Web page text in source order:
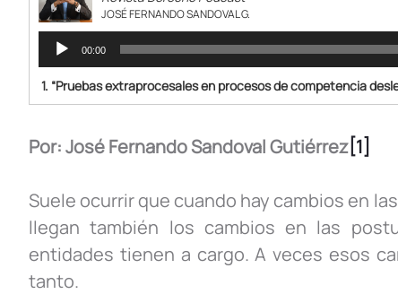
JOSÉ FERNANDO SANDOVAL G.
Reproductor
audio
00:00
1. “Pruebas extraprocesales en procesos de competencia
Por: José Fernando Sandoval Gutiérrez[1]
Suele ocurrir que cuando hay cambios en
llegan también los cambios en las
entidades tienen a cargo. A veces esos
tanto.